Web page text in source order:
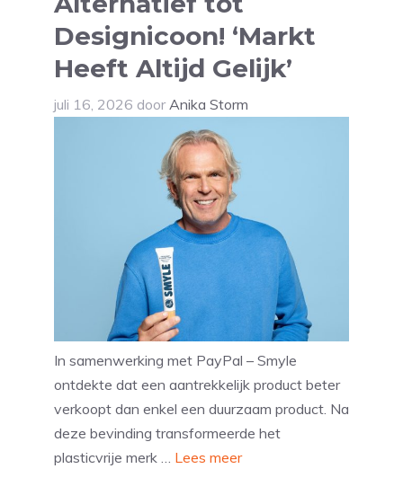
Designicoon! ‘Markt
Heeft Altijd Gelijk’
juli 16, 2026 door Anika Storm
In samenwerking met PayPal – Smyle
ontdekte dat een aantrekkelijk product beter
verkoopt dan enkel een duurzaam product. Na
deze bevinding transformeerde het
plasticvrije merk … Lees meer